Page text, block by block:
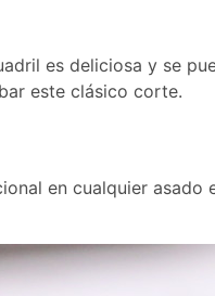
es deliciosa y se
este clásico corte.
en cualquier